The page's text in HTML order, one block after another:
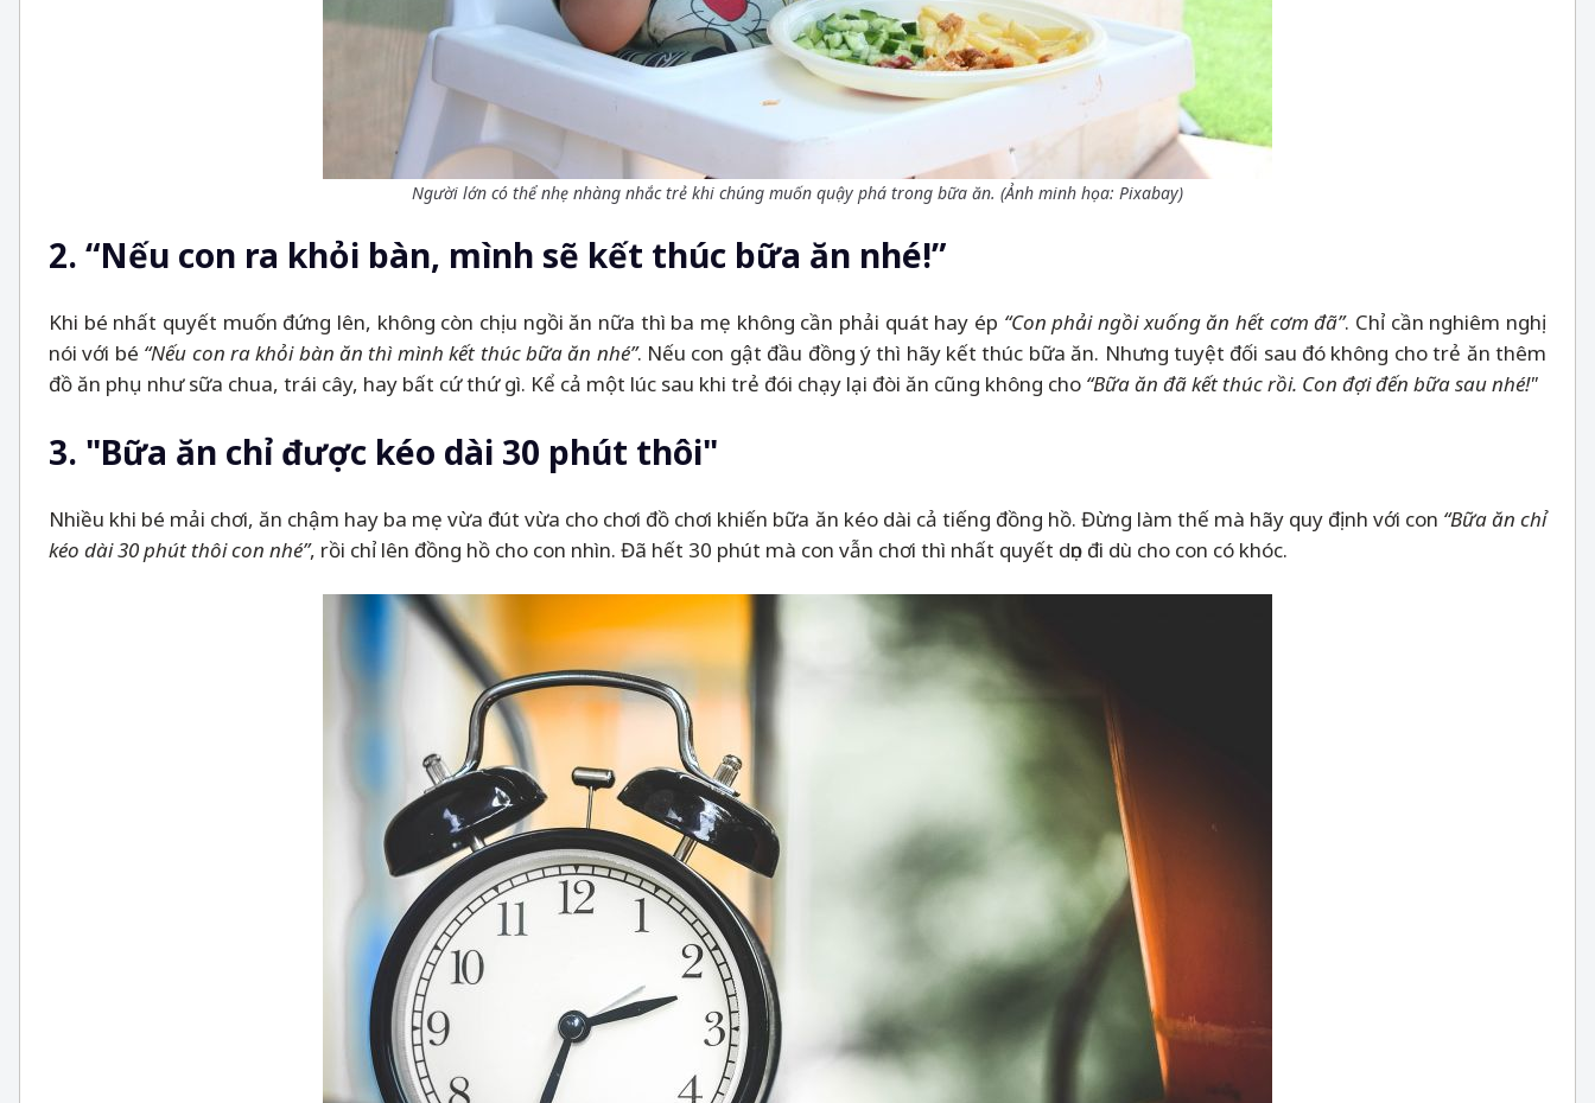
Người lớn có thể nhẹ nhàng nhắc trẻ khi chúng muốn quậy phá trong bữa ăn. (Ảnh minh họa: Pixabay)
2. “Nếu con ra khỏi bàn, mình sẽ kết thúc bữa ăn nhé!”
Khi bé nhất quyết muốn đứng lên, không còn chịu ngồi ăn nữa thì ba mẹ không cần phải quát hay ép “Con phải ngồi xuống ăn hết cơm đã”. Chỉ cần nghiêm nghị
nói với bé “Nếu con ra khỏi bàn ăn thì mình kết thúc bữa ăn nhé”. Nếu con gật đầu đồng ý thì hãy kết thúc bữa ăn. Nhưng tuyệt đối sau đó không cho trẻ ăn thêm
đồ ăn phụ như sữa chua, trái cây, hay bất cứ thứ gì. Kể cả một lúc sau khi trẻ đói chạy lại đòi ăn cũng không cho “Bữa ăn đã kết thúc rồi. Con đợi đến bữa sau nhé!"
3. "Bữa ăn chỉ được kéo dài 30 phút thôi"
Nhiều khi bé mải chơi, ăn chậm hay ba mẹ vừa đút vừa cho chơi đồ chơi khiến bữa ăn kéo dài cả tiếng đồng hồ. Đừng làm thế mà hãy quy định với con “Bữa ăn chỉ
kéo dài 30 phút thôi con nhé”, rồi chỉ lên đồng hồ cho con nhìn. Đã hết 30 phút mà con vẫn chơi thì nhất quyết dọn đi dù cho con có khóc.